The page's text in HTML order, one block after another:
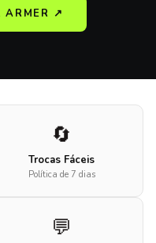
ARMER ↗
🔄
Trocas Fáceis
Política de 7 dias
💬